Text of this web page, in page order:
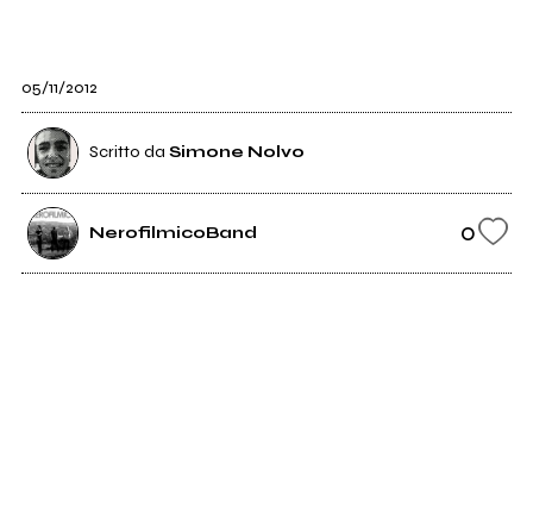
05/11/2012
Scritto da Simone Nolvo
NerofilmicoBand 0